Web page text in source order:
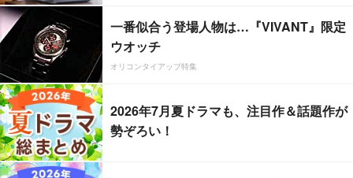
一番似合う登場人物は…『VIVANT』限定
ウオッチ
オリコンタイアップ特集
2026年7月夏ドラマも、注目作＆話題作が
勢ぞろい！